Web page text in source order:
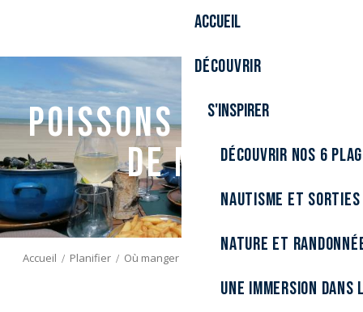
Accueil
Découvrir
S'inspirer
Découvrir nos 6
Nautisme et sorties
Nature et
Une immersion
Poissons et fruits
de mer
Accueil Planifier Où manger ?